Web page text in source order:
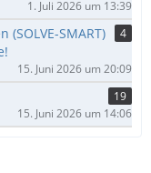
1. Juli 2026 um 13:39
SMART)
4
15. Juni 2026 um 20:09
19
15. Juni 2026 um 14:06